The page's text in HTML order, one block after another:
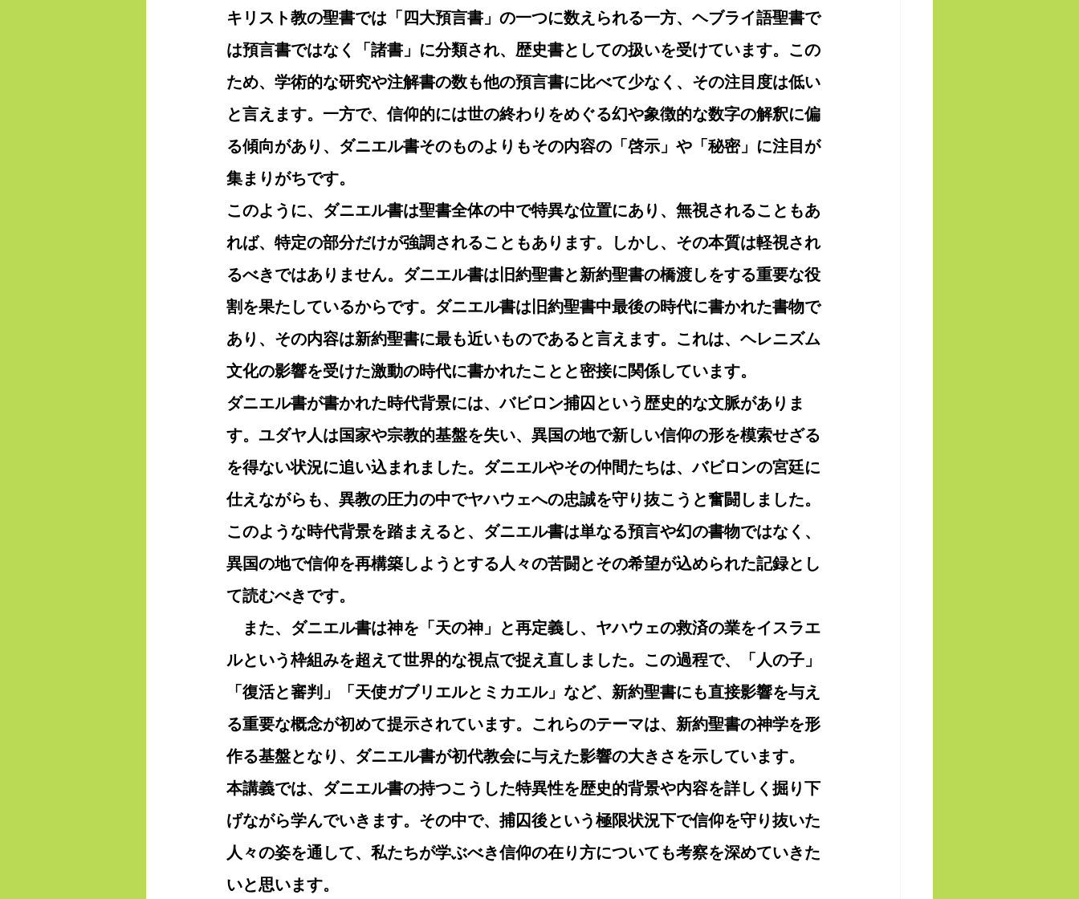
キリスト教の聖書では「四大預言書」の一つに数えられる一方、ヘブライ語聖書で
は預言書ではなく「諸書」に分類され、歴史書としての扱いを受けています。この
ため、学術的な研究や注解書の数も他の預言書に比べて少なく、その注目度は低い
と言えます。一方で、信仰的には世の終わりをめぐる幻や象徴的な数字の解釈に偏
る傾向があり、ダニエル書そのものよりもその内容の「啓示」や「秘密」に注目が
集まりがちです。
このように、ダニエル書は聖書全体の中で特異な位置にあり、無視されることもあ
れば、特定の部分だけが強調されることもあります。しかし、その本質は軽視され
るべきではありません。ダニエル書は旧約聖書と新約聖書の橋渡しをする重要な役
割を果たしているからです。ダニエル書は旧約聖書中最後の時代に書かれた書物で
あり、その内容は新約聖書に最も近いものであると言えます。これは、ヘレニズム
文化の影響を受けた激動の時代に書かれたことと密接に関係しています。
ダニエル書が書かれた時代背景には、バビロン捕囚という歴史的な文脈がありま
す。ユダヤ人は国家や宗教的基盤を失い、異国の地で新しい信仰の形を模索せざる
を得ない状況に追い込まれました。ダニエルやその仲間たちは、バビロンの宮廷に
仕えながらも、異教の圧力の中でヤハウェへの忠誠を守り抜こうと奮闘しました。
このような時代背景を踏まえると、ダニエル書は単なる預言や幻の書物ではなく、
異国の地で信仰を再構築しようとする人々の苦闘とその希望が込められた記録とし
て読むべきです。
また、ダニエル書は神を「天の神」と再定義し、ヤハウェの救済の業をイスラエ
ルという枠組みを超えて世界的な視点で捉え直しました。この過程で、「人の子」
「復活と審判」「天使ガブリエルとミカエル」など、新約聖書にも直接影響を与え
る重要な概念が初めて提示されています。これらのテーマは、新約聖書の神学を形
作る基盤となり、ダニエル書が初代教会に与えた影響の大きさを示しています。
本講義では、ダニエル書の持つこうした特異性を歴史的背景や内容を詳しく掘り下
げながら学んでいきます。その中で、捕囚後という極限状況下で信仰を守り抜いた
人々の姿を通して、私たちが学ぶべき信仰の在り方についても考察を深めていきた
いと思います。